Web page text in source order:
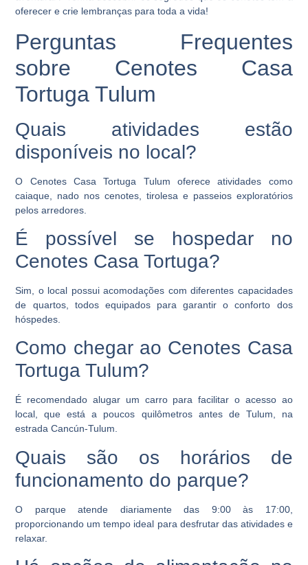
oferecer e crie lembranças para toda a vida!
Perguntas Frequentes
sobre Cenotes Casa
Tortuga Tulum
Quais atividades estão
disponíveis no local?
O Cenotes Casa Tortuga Tulum oferece atividades como
caiaque, nado nos cenotes, tirolesa e passeios exploratórios
pelos arredores.
É possível se hospedar no
Cenotes Casa Tortuga?
Sim, o local possui acomodações com diferentes capacidades
de quartos, todos equipados para garantir o conforto dos
hóspedes.
Como chegar ao Cenotes Casa
Tortuga Tulum?
É recomendado alugar um carro para facilitar o acesso ao
local, que está a poucos quilômetros antes de Tulum, na
estrada Cancún-Tulum.
Quais são os horários de
funcionamento do parque?
O parque atende diariamente das 9:00 às 17:00,
proporcionando um tempo ideal para desfrutar das atividades e
relaxar.